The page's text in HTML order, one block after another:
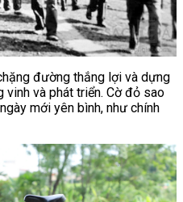
đường thắng lợi và dựng
và phát triển. Cờ đỏ sao
mới yên bình, như chính